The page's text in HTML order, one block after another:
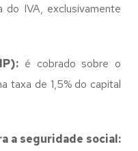
do IVA, exclusivamente
é cobrado sobre o
taxa de 1,5% do capital
a seguridade social: